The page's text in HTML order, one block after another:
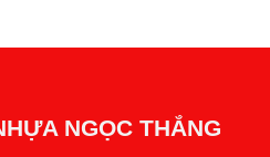
NGỌC THẮNG